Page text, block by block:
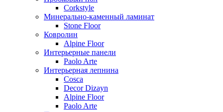
Corkstyle
Минерально-каменный ламинат
Stone Floor
Ковролин
Alpine Floor
Интерьерные панели
Paolo Arte
Интерьерная лепнина
Cosca
Decor Dizayn
Alpine Floor
Paolo Arte